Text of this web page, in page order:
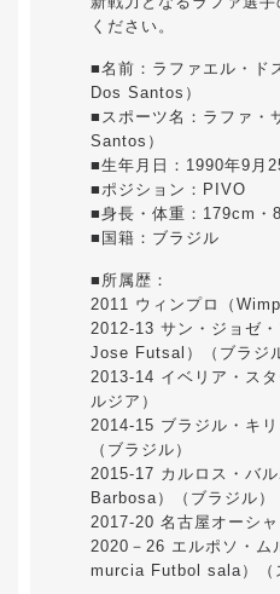
ください。
■名前：ラファエル・ド
Dos Santos）
■スポーツ名：ラファ・
Santos）
■生年月日：1990年9月
■ポジション：PIVO
■身長・体重：179cm・
■国籍：ブラジル
■所属歴：
2011 ウィンプロ（
2012-13 サン・ジョゼ
Jose Futsal）（ブラジ
2013-14 イベリア・ス
ルジア）
2014-15 ブラジル・キ
（ブラジル）
2015-17 カルロス・バ
Barbosa）（ブラジル）
2017-20 名古屋オーシ
2020－26 エルポソ・ム
murcia Futbol sala）（